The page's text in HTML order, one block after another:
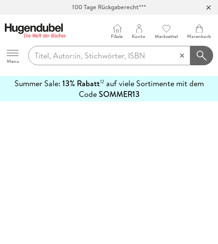
100 Tage Rückgaberecht***
Hugendubel
Menu
Filiale Konto Merkzettel Warenkorb
Summer Sale: 13% Rabatt12auf viele Sortimente mit dem
CodeSOMMER13
erfahren